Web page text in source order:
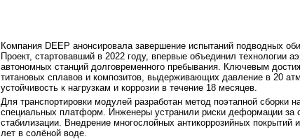
Компания DEEP анонсировала завершение испытаний подводных
Проект, стартовавший в 2022 году, впервые объединил технологии
автономных станций долговременного пребывания. Ключевым
титановых сплавов и композитов, выдерживающих давление в 20
устойчивость к нагрузкам и коррозии в течение 18 месяцев.
Для транспортировки модулей разработан метод поэтапной
специальных платформ. Инженеры устранили риски деформации за
стабилизации. Внедрение многослойных антикоррозийных
лет в солёной воде.